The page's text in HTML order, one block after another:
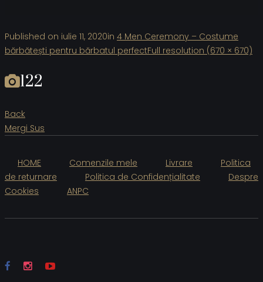
Published on iulie 11, 2020in 4 Men Ceremony – Costume
bărbătești pentru bărbatul perfectFull resolution (670 × 670)
122
Back
Mergi Sus
HOME Comenzile mele Livrare
Politica
de returnare
Politica de Confidențialitate
Despre
Cookies
ANPC